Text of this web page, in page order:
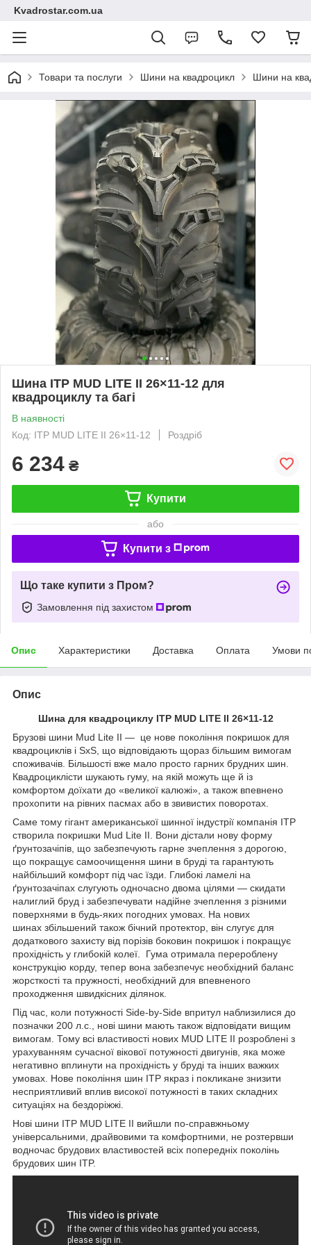
Kvadrostar.com.ua
Товари та послуги Шини на квадроцикл Шини на
Шина ITP MUD LITE II 26×11-12 для
квадроциклу та багі
В наявності
Код: ITP MUD LITE II 26×11-12
Роздріб
6 234 ₴
Купити
або
Купити з
Що таке купити з Пром?
Замовлення під захистом
Опис Характеристики Доставка Оплата Умови
Опис
Шина для квадроциклу ITP MUD LITE II 26×11-12
Брузові шини Mud Lite II — це нове покоління покришок для
квадроциклів і SxS, що відповідають щораз більшим вимогам
споживачів. Більшості вже мало просто гарних брудних шин.
Квадроциклісти шукають гуму, на якій можуть ще й із
комфортом доїхати до «великої калюжі», а також впевнено
прохопити на рівних пасмах або в звивистих поворотах.
Саме тому гігант американської шинної індустрії компанія ITP
створила покришки Mud Lite II. Вони дістали нову форму
ґрунтозачіпів, що забезпечують гарне зчеплення з дорогою,
що покращує самоочищення шини в бруді та гарантують
найбільший комфорт під час їзди. Глибокі ламелі на
ґрунтозачіпах слугують одночасно двома цілями — скидати
налиглий бруд і забезпечувати надійне зчеплення з різними
поверхнями в будь-яких погодних умовах. На нових
шинах збільшений також бічний протектор, він слугує для
додаткового захисту від порізів боковин покришок і покращує
прохідність у глибокій колеї. Гума отримала перероблену
конструкцію корду, тепер вона забезпечує необхідний баланс
жорсткості та пружності, необхідний для впевненого
проходження швидкісних ділянок.
Під час, коли потужності Side-by-Side впритул наблизилися до
позначки 200 л.с., нові шини мають також відповідати вищим
вимогам. Тому всі властивості нових MUD LITE II розроблені з
урахуванням сучасної вікової потужності двигунів, яка може
негативно вплинути на прохідність у бруді та інших важких
умовах. Нове покоління шин ITP якраз і покликане знизити
несприятливий вплив високої потужності в таких складних
ситуаціях на бездоріжжі.
Нові шини ITP MUD LITE II вийшли по-справжньому
універсальними, драйвовими та комфортними, не розтервши
водночас брудових властивостей всіх попередніх поколінь
брудових шин ITP.